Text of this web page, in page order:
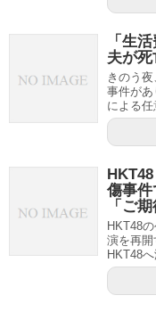
「生
夫が死
きのう
事件が
による
傷事
「ご
HKT48
演を再開
HKT48